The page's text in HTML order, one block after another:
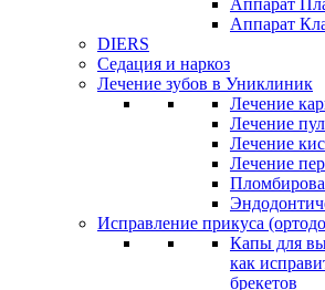
Аппарат
Аппарат
DIERS
Седация и наркоз
Лечение зубов в Униклиник
Лечение
Лечение
Лечение
Лечение
Исправление прикуса
Капы для
как
брекетов